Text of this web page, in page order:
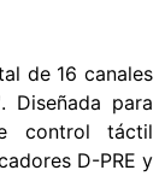
de 16 canales
Diseñada para
control táctil
D-PRE y